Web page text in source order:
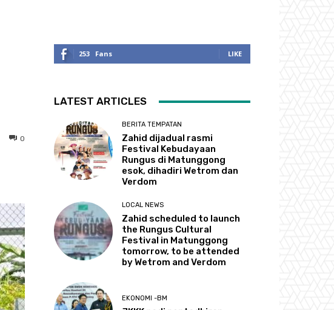
0
253 Fans LIKE
LATEST ARTICLES
BERITA TEMPATAN
Zahid dijadual rasmi
Festival Kebudayaan
Rungus di Matunggong
esok, dihadiri Wetrom dan
Verdom
LOCAL NEWS
Zahid scheduled to launch
the Rungus Cultural
Festival in Matunggong
tomorrow, to be attended
by Wetrom and Verdom
EKONOMI -BM